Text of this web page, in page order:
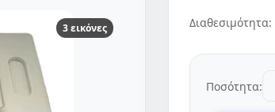
3 εικόνες Διαθεσιμότητα:
Ποσότητα: